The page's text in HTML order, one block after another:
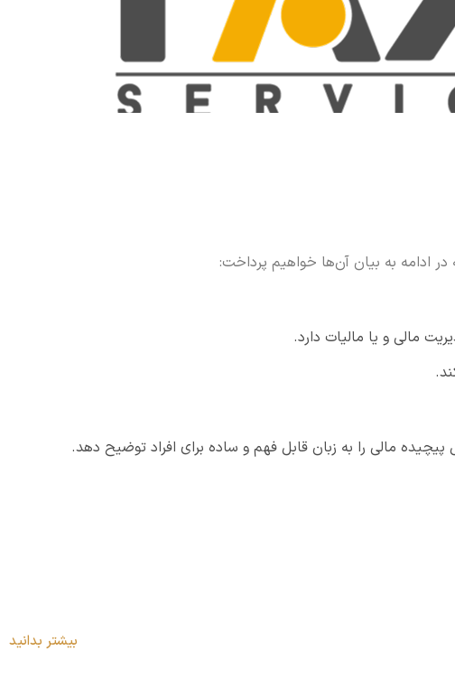
ادامه به بیان آن‌ها خواهیم پرداخت:
مالی و یا مالیات دارد.
مالی را به زبان قابل فهم و ساده برای افراد توضیح دهد.
بیشتر بدانید